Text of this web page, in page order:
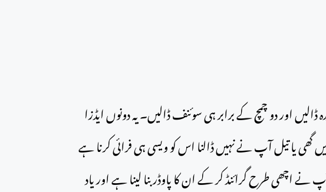
اور دو چمچ کے برابر ہی سوئنف ڈالیں۔ یہ دونوں ایڈزا
گھی یا تیل آپ نے نہیں ڈالنا اس کو ویسی ہی فرائی کرنا ہے
نے اچھی طرح گرائنڈ کر کے ان کا پاوڈر بنا لینا ہے اور یاد